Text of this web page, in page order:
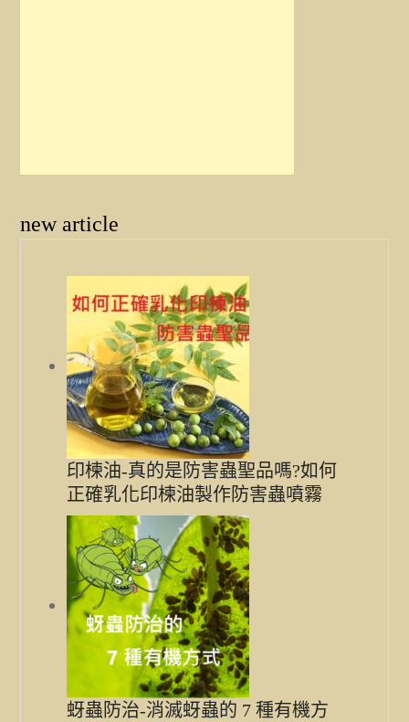
new article
印楝油-真的是防害蟲聖品嗎?如何
正確乳化印楝油製作防害蟲噴霧
蚜蟲防治-消滅蚜蟲的 7 種有機方